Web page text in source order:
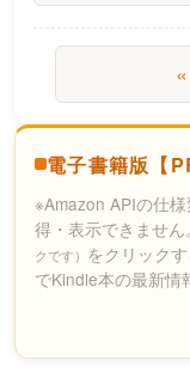
«
電子書籍版【
※Amazon APIの仕
得・表示できません
クです） をクリック
でKindle本の最新情